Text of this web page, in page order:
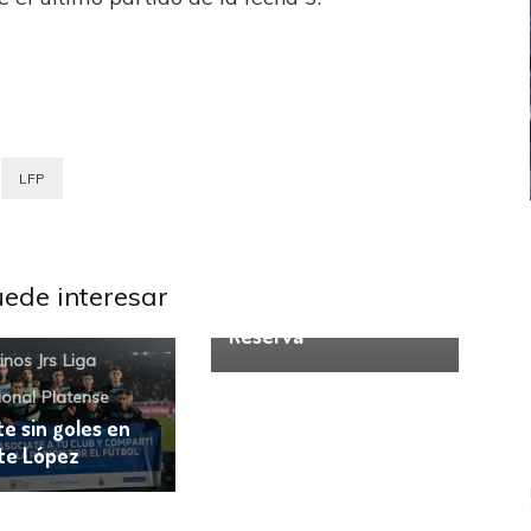
LFP
interesar
Jrs Liga
Platense
sin goles en
López
Reserva